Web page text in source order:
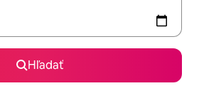
Hľadať